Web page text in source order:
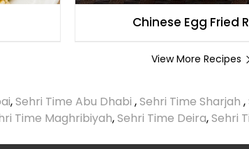
Chinese Egg Fried
View More Recipes
,Sehri Time Abu Dhabi ,Sehri Time Sharjah ,
Time Maghribiyah,Sehri Time Deira,Sehri